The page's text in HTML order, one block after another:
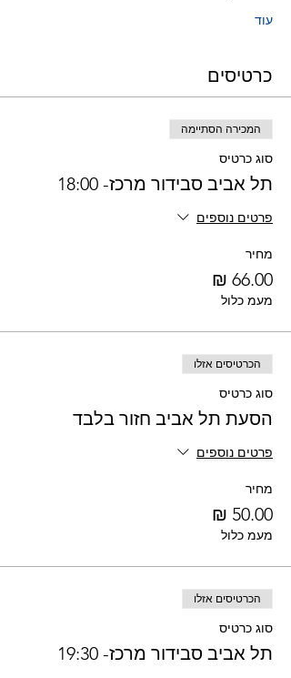
עוד
כרטיסים
המכירה הסתיימה
סוג כרטיס
תל אביב סבידור מרכז- 18:00
פרטים נוספים
מחיר
מעמ כלול
הכרטיסים אזלו
סוג כרטיס
הסעת תל אביב חזור בלבד
פרטים נוספים
מחיר
מעמ כלול
הכרטיסים אזלו
סוג כרטיס
תל אביב סבידור מרכז- 19:30